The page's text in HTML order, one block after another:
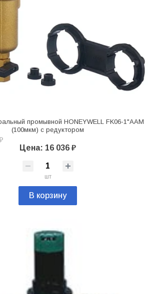
промывной HONEYWELL FK06-1"ААM
(100мкм) с редуктором
Цена: 16 036 ₽
шт
В корзину